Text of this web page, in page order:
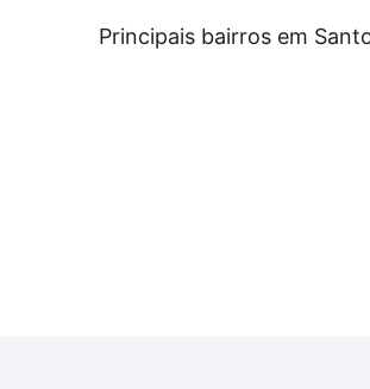
Principais bairros em